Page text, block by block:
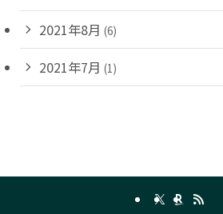
2021年8月 (6)
2021年7月 (1)